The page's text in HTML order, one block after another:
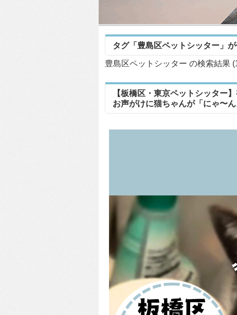
タグ「豊島区ペットシッター」
豊島区ペットシッター の検索結果
【板橋区・東京ペットシッター
お声がけに猫ちゃんが「にゃ〜